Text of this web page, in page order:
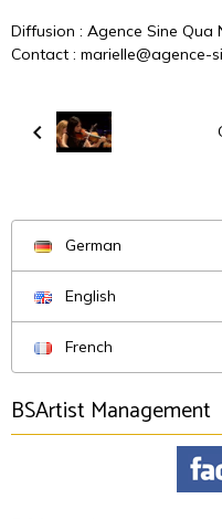
Diffusion : Agence Sine Qua
Contact : marielle@agence-
German
English
French
BSArtist Management